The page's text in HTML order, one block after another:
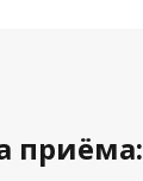
приёма: